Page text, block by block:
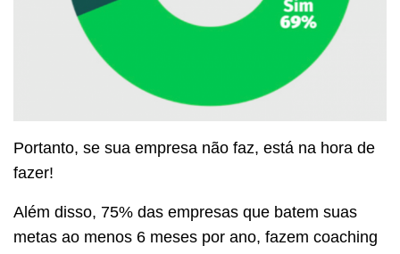
Portanto, se sua empresa não faz, está na hora de
fazer!
Além disso, 75% das empresas que batem suas
metas ao menos 6 meses por ano, fazem coaching